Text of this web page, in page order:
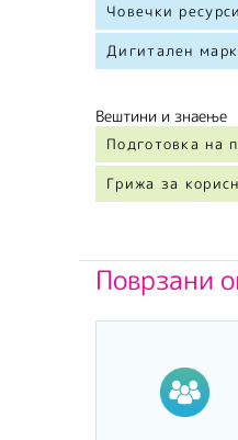
Човечки ресурси
Дигитален
Вештини и знаење
Подготовка на
Грижа за
Поврзани